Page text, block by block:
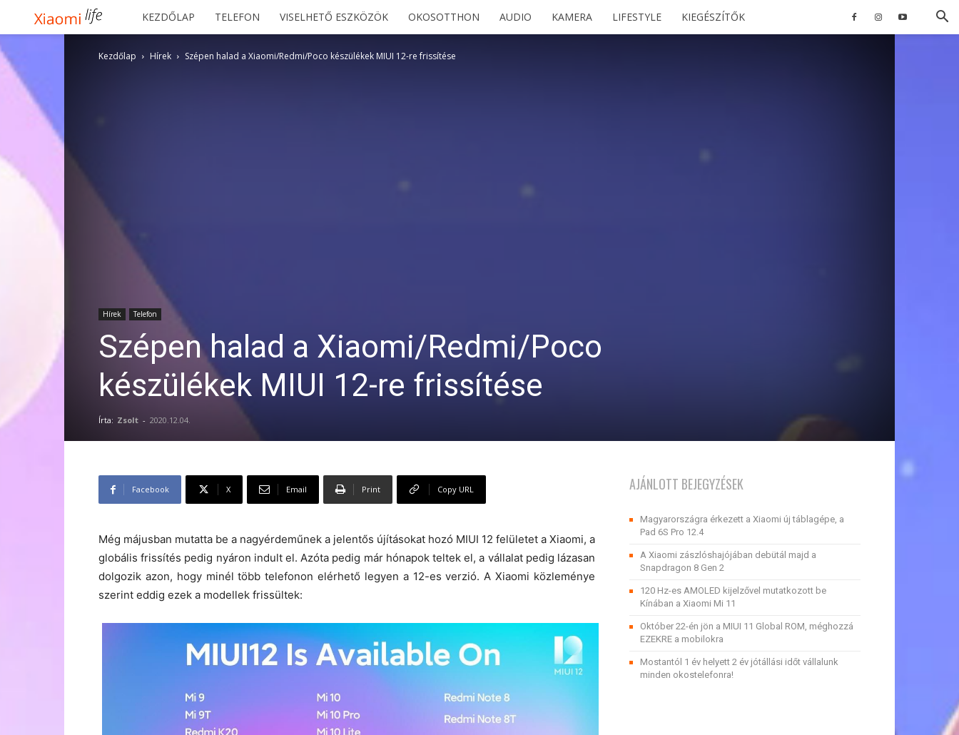
Xiaomilife
KEZDŐLAP TELEFON VISELHETŐ ESZKÖZÖK OKOSOTTHON AUDIO KAMERA LIFESTYLE KIEGÉSZÍTŐK
Kezdőlap Hírek Szépen halad a Xiaomi/Redmi/Poco készülékek MIUI 12-re frissítése
Hírek Telefon
Szépen halad a Xiaomi/Redmi/Poco
készülékek MIUI 12-re frissítése
Írta: Zsolt - 2020.12.04.
Facebook X Email Print Copy URL
Még májusban mutatta be a nagyérdeműnek a jelentős újításokat hozó MIUI 12 felületet a Xiaomi, a
globális frissítés pedig nyáron indult el. Azóta pedig már hónapok teltek el, a vállalat pedig lázasan
dolgozik azon, hogy minél több telefonon elérhető legyen a 12-es verzió. A Xiaomi közleménye
szerint eddig ezek a modellek frissültek:
AJÁNLOTT BEJEGYZÉSEK
Magyarországra érkezett a Xiaomi új táblagépe, a
Pad 6S Pro 12.4
A Xiaomi zászlóshajójában debütál majd a
Snapdragon 8 Gen 2
120 Hz-es AMOLED kijelzővel mutatkozott be
Kínában a Xiaomi Mi 11
Október 22-én jön a MIUI 11 Global ROM, méghozzá
EZEKRE a mobilokra
Mostantól 1 év helyett 2 év jótállási időt vállalunk
minden okostelefonra!